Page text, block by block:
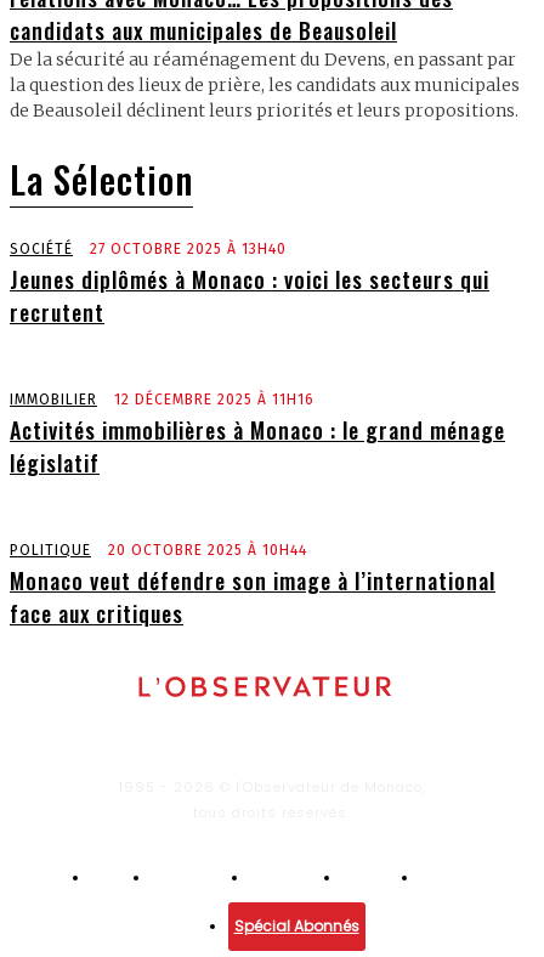
candidats aux municipales de Beausoleil
De la sécurité au réaménagement du Devens, en passant par
la question des lieux de prière, les candidats aux municipales
de Beausoleil déclinent leurs priorités et leurs propositions.
La Sélection
SOCIÉTÉ 27 OCTOBRE 2025 À 13H40
Jeunes diplômés à Monaco : voici les secteurs qui
recrutent
IMMOBILIER 12 DÉCEMBRE 2025 À 11H16
Activités immobilières à Monaco : le grand ménage
législatif
POLITIQUE 20 OCTOBRE 2025 À 10H44
Monaco veut défendre son image à l’international
face aux critiques
Spécial Abonnés